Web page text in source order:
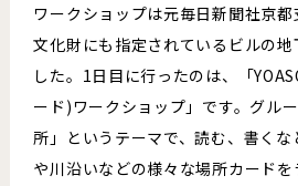
ワークショップは元毎日新聞社京
文化財にも指定されているビルの
した。1日目に行ったのは、「
ード)ワークショップ」です。グル
所」というテーマで、読む、書く
や川沿いなどの様々な場所カードを